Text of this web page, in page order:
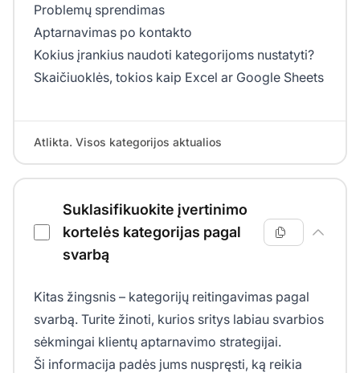
Problemų sprendimas
Aptarnavimas po kontakto
Kokius įrankius naudoti kategorijoms nustatyti?
Skaičiuoklės, tokios kaip Excel ar Google Sheets
Atlikta. Visos kategorijos aktualios
Suklasifikuokite įvertinimo
kortelės kategorijas pagal
svarbą
Kitas žingsnis – kategorijų reitingavimas pagal
svarbą. Turite žinoti, kurios sritys labiau svarbios
sėkmingai klientų aptarnavimo strategijai.
Ši informacija padės jums nuspręsti, ką reikia